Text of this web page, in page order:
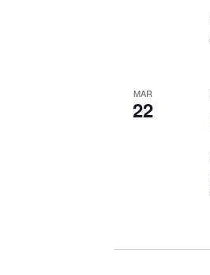
MAR
22